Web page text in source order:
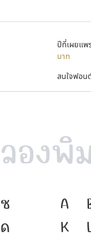
ปีที่เผยแพ
บาท
สนใจฟอน
ช
ด
A
K
ภาษ
ชาติ